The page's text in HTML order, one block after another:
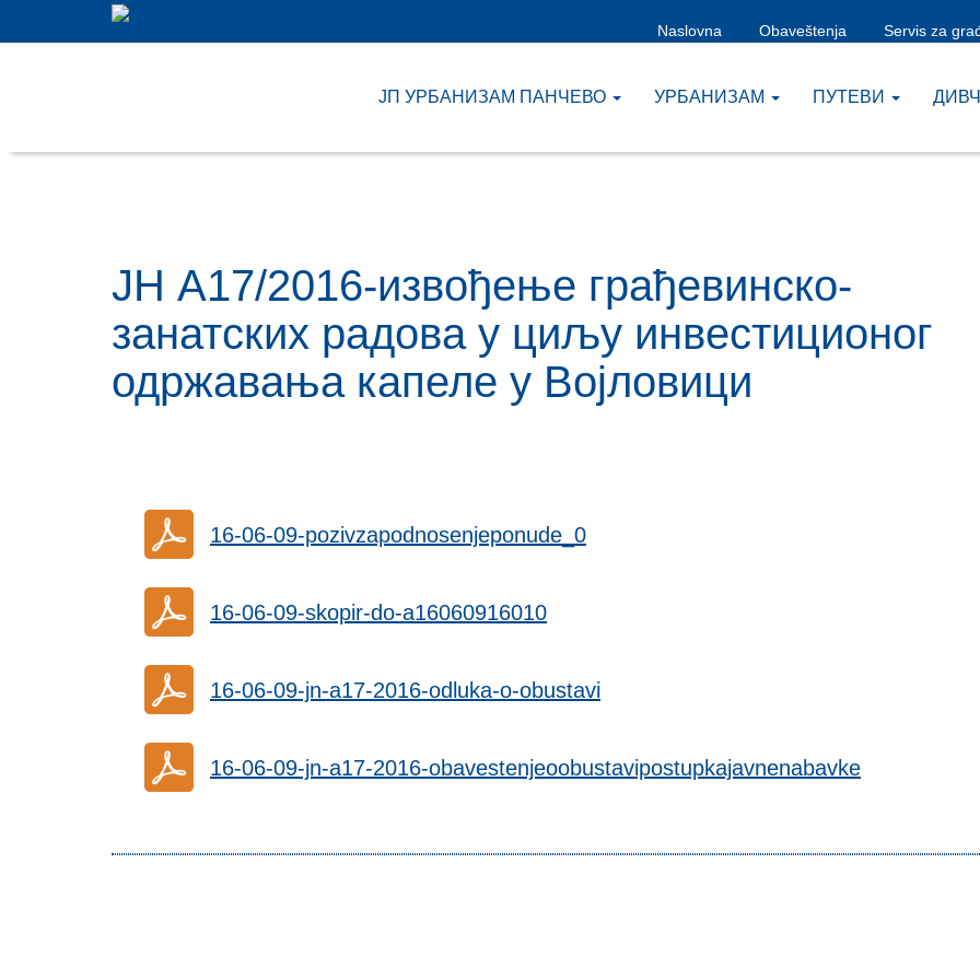
Naslovna Obaveštenja Servis za
ЈП УРБАНИЗАМ ПАНЧЕВО УРБАНИЗАМ ПУТЕВИ
ЈН A17/2016-извођење грађевинско-
занатских радова у циљу инвестиционог
одржавања капеле у Војловици
16-06-09-pozivzapodnosenjeponude_0
16-06-09-skopir-do-a16060916010
16-06-09-jn-a17-2016-odluka-o-obustavi
16-06-09-jn-a17-2016-obavestenjeoobustavipostupkajavnenabavke